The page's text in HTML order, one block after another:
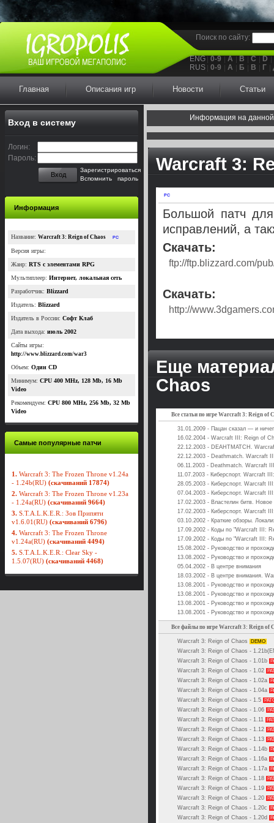
Поиск по сайту:
ENG 0-9 A B C
D
RUS 0-9 А Б В Г
Главная Описания игр Новости Статьи
Вход в систему
Логин:
Пароль:
Вход
Зарегистрироваться
Вспомнить пароль
Информация
Название: Warcraft 3: Reign of Chaos PC
Версия игры:
Жанр: RTS с элементами RPG
Мультиплеер: Интернет, локальная сеть
Разработчик: Blizzard
Издатель: Blizzard
Издатель в России: Софт Клаб
Дата выхода: июль 2002
Сайты игры:
http://www.blizzard.com/war3
Объем: Один CD
Минимум: CPU 400 MHz, 128 Mb, 16 Mb
Video
Рекомендуем: CPU 800 MHz, 256 Mb, 32 Мb
Video
Самые популярные патчи
1. Warcraft 3: The Frozen Throne v1.24a
- 1.24b(RU) (скачиваний 17874)
2. Warcraft 3: The Frozen Throne v1.23a
- 1.24a(RU) (скачиваний 9664)
3. S.T.A.L.K.E.R.: Зов Припяти
v1.6.01(RU) (скачиваний 6796)
4. Warcraft 3: The Frozen Throne
v1.24a(RU) (скачиваний 4494)
5. S.T.A.L.K.E.R.: Clear Sky -
1.5.07(RU) (скачиваний 4468)
Информация на
Warcraft 3:
PC
Большой патч для
исправлений, а
Скачать:
ftp://ftp.blizzard.com/
Скачать:
http://
Еще
Chaos
Все статьи по игре Warcraft 3: Reign of
31.01.2009 - Пацан сказал — и
16.02.2004 - Warcraft III: Reign of
22.12.2003 - DEAHTMATCH.
22.12.2003 - Deathmatch. Warcraft
06.11.2003 - Deathmatch. Warcraft
11.07.2003 - Киберспорт. Warcraft
28.05.2003 - Киберспорт. Warcraft
07.04.2003 - Киберспорт. Warcraft
17.02.2003 - Властелин битв.
17.02.2003 - Киберспорт. Warcraft
03.10.2002 - Краткие обзоры.
17.09.2002 - Коды по "Warcraft III:
17.09.2002 - Коды по "Warcraft III:
15.08.2002 - Руководство и
13.08.2002 - Руководство и
05.04.2002 - В центре внимания
18.03.2002 - В центре внимания.
13.08.2001 - Руководство и
13.08.2001 - Руководство и
13.08.2001 - Руководство и
13.08.2001 - Руководство и
Все файлы по игре Warcraft 3: Reign of
Warcraft 3: Reign of Chaos DEMO
Warcraft 3: Reign of Chaos -
Warcraft 3: Reign of Chaos - 1.01b
Warcraft 3: Reign of Chaos - 1.02
Warcraft 3: Reign of Chaos - 1.02a
Warcraft 3: Reign of Chaos - 1.04a
Warcraft 3: Reign of Chaos - 1.5
Warcraft 3: Reign of Chaos - 1.06
Warcraft 3: Reign of Chaos - 1.11
Warcraft 3: Reign of Chaos - 1.12
Warcraft 3: Reign of Chaos - 1.13
Warcraft 3: Reign of Chaos - 1.14b
Warcraft 3: Reign of Chaos - 1.16a
Warcraft 3: Reign of Chaos - 1.17а
Warcraft 3: Reign of Chaos - 1.18
Warcraft 3: Reign of Chaos - 1.19
Warcraft 3: Reign of Chaos - 1.20
Warcraft 3: Reign of Chaos - 1.20c
Warcraft 3: Reign of Chaos - 1.20d